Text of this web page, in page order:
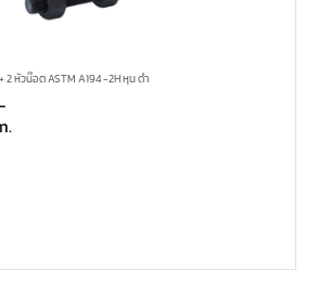
2 หัวน๊อต ASTM A194 -2H หุน ดำ